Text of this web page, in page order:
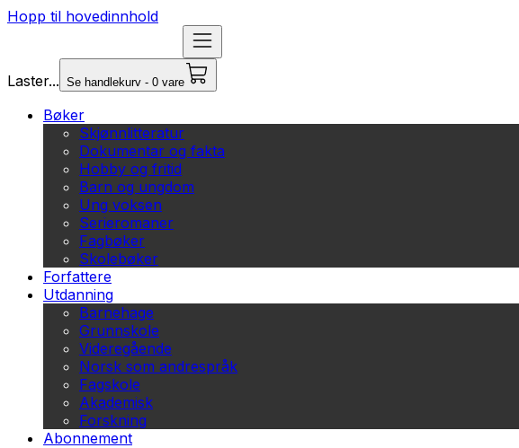
Hopp til hovedinnhold
Laster... Se handlekurv - 0 vare
Bøker
Skjønnlitteratur
Dokumentar og fakta
Hobby og fritid
Barn og ungdom
Ung voksen
Serieromaner
Fagbøker
Skolebøker
Forfattere
Utdanning
Barnehage
Grunnskole
Videregående
Norsk som andrespråk
Fagskole
Akademisk
Forskning
Abonnement